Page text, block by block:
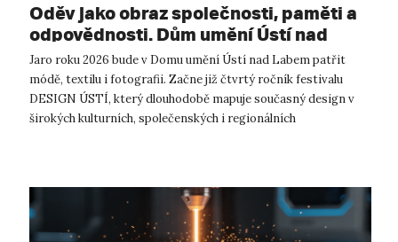
Oděv jako obraz společnosti, paměti a
odpovědnosti. Dům umění Ústí nad
Labem zahajuje 4. ročník festivalu
Design Ústí.
Jaro roku 2026 bude v Domu umění Ústí nad Labem patřit
módě, textilu i fotografii. Začne již čtvrtý ročník festivalu
DESIGN ÚSTÍ, který dlouhodobě mapuje současný design v
širokých kulturních, společenských i regionálních